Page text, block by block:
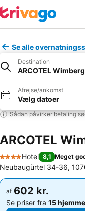
Se alle
Destination
ARCOTEL
Afrejse/ankomst
Vælg datoer
Sådan påvirker betaling
ARCOTEL
4 Stjerner
Hotel 8,1 Meget
Neubaugürtel 34-36,
af 602 kr.
Se priser fra 15
af 602 kr.
Se priser fra 15